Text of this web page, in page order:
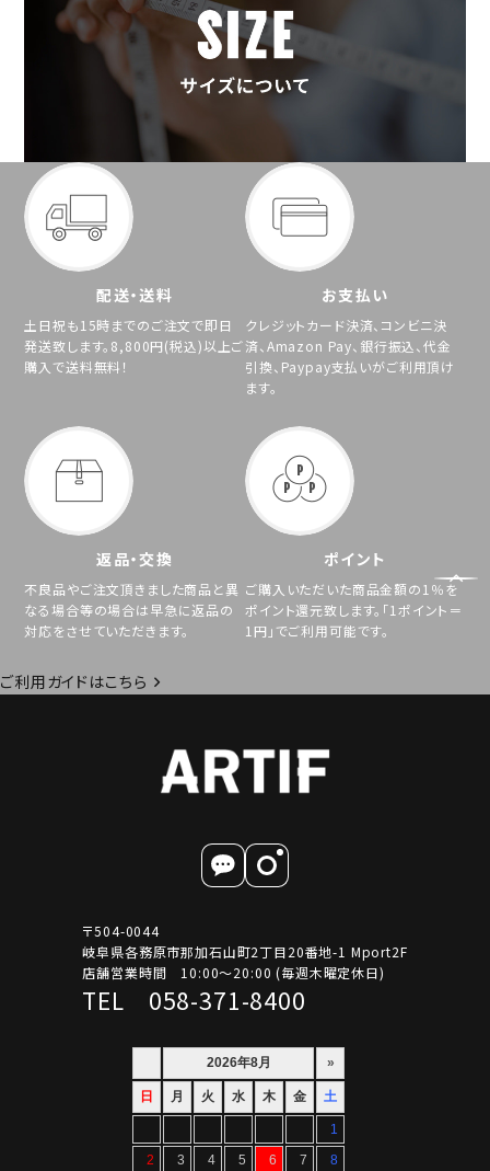
配送・送料
土日祝も15時までのご注文で即日
発送致します。8,800円(税込)以上ご
購入で送料無料！
お支払い
クレジットカード決済、コンビニ決
済、Amazon Pay、銀行振込、代金
引換、Paypay支払いがご利用頂け
ます。
返品・交換
不良品やご注文頂きました商品と異
なる場合等の場合は早急に返品の
対応をさせていただきます。
ポイント
ご購入いただいた商品金額の1％を
ポイント還元致します。「1ポイント＝
1円」でご利用可能です。
ご利用ガイドはこちら
〒504-0044
岐阜県各務原市那加石山町2丁目20番地-1 Mport2F
店舗営業時間 10:00～20:00 (毎週木曜定休日)
TEL 058-371-8400